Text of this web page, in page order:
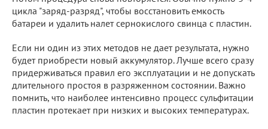
цикла "заряд-разряд", чтобы восстановить емкость
батареи и удалить налет сернокислого свинца с пластин.
Если ни один из этих методов не дает результата, нужно
будет приобрести новый аккумулятор. Лучше всего сразу
придерживаться правил его эксплуатации и не допускать
длительного простоя в разряженном состоянии. Важно
помнить, что наиболее интенсивно процесс сульфитации
пластин протекает при низких и высоких температурах.